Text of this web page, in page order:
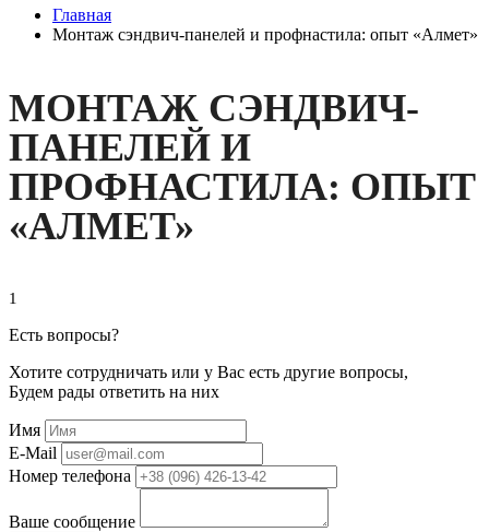
Главная
Монтаж сэндвич-панелей и профнастила: опыт «Алмет»
МОНТАЖ СЭНДВИЧ-
ПАНЕЛЕЙ И
ПРОФНАСТИЛА: ОПЫТ
«АЛМЕТ»
1
Есть вопросы?
Хотите сотрудничать или у Вас есть другие вопросы,
Будем рады ответить на них
Имя
E-Mail
Номер телефона
Ваше сообщение